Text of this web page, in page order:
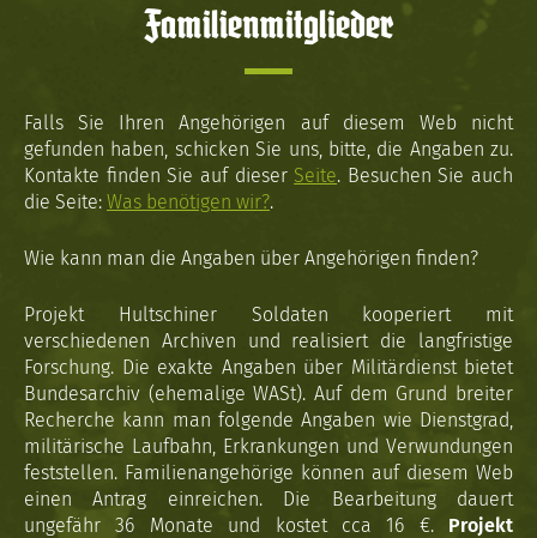
Familienmitglieder
Falls Sie Ihren Angehörigen auf diesem Web nicht
gefunden haben, schicken Sie uns, bitte, die Angaben zu.
Kontakte finden Sie auf dieser Seite. Besuchen Sie auch
die Seite: Was benötigen wir?.
Wie kann man die Angaben über Angehörigen finden?
Projekt Hultschiner Soldaten kooperiert mit
verschiedenen Archiven und realisiert die langfristige
Forschung. Die exakte Angaben über Militärdienst bietet
Bundesarchiv (ehemalige WASt). Auf dem Grund breiter
Recherche kann man folgende Angaben wie Dienstgrad,
militärische Laufbahn, Erkrankungen und Verwundungen
feststellen. Familienangehörige können auf diesem Web
einen Antrag einreichen. Die Bearbeitung dauert
ungefähr 36 Monate und kostet cca 16 €. Projekt